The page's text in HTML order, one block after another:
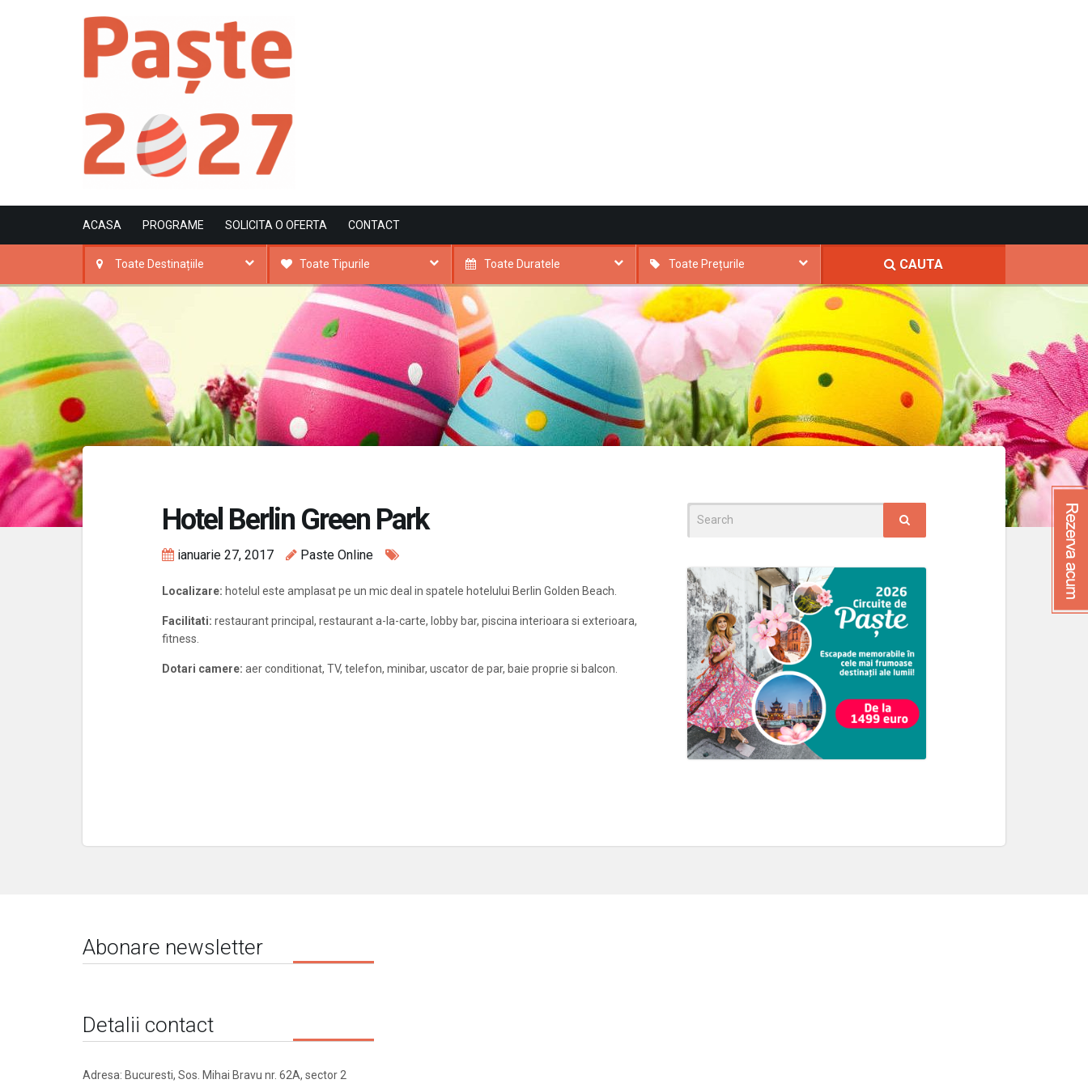
ACASA PROGRAME SOLICITA O OFERTA CONTACT
Toate Destinațiile Toate Tipurile Toate Duratele Toate Prețurile CAUTA
Hotel Berlin Green Park
ianuarie 27, 2017 Paste Online
Localizare: hotelul este amplasat pe un mic deal in spatele hotelului Berlin Golden Beach.
Facilitati: restaurant principal, restaurant a-la-carte, lobby bar, piscina interioara si exterioara,
fitness.
Dotari camere: aer conditionat, TV, telefon, minibar, uscator de par, baie proprie si balcon.
Search
for:
Abonare newsletter
Detalii contact
Adresa: Bucuresti, Sos. Mihai Bravu nr. 62A, sector 2